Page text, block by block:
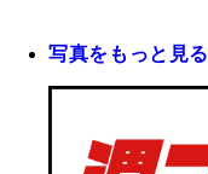
写真をもっと見る